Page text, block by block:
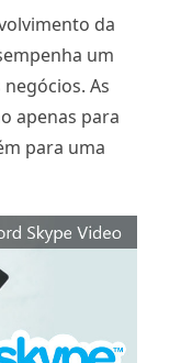
da
um
As
apenas para
para uma